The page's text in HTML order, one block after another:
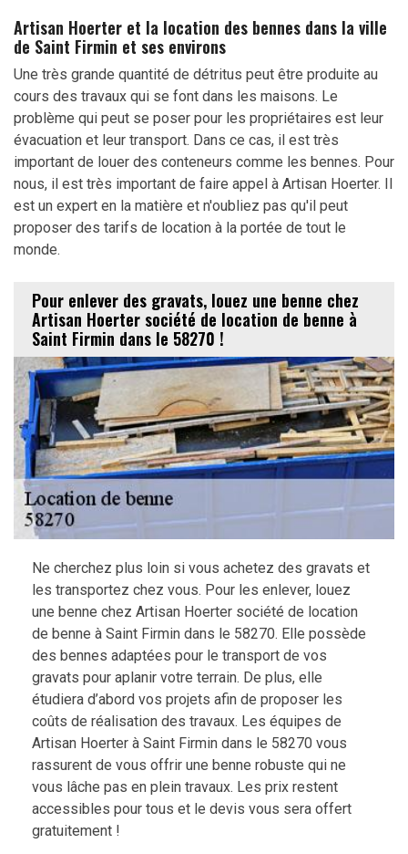
Artisan Hoerter et la location des bennes dans la ville
de Saint Firmin et ses environs
Une très grande quantité de détritus peut être produite au
cours des travaux qui se font dans les maisons. Le
problème qui peut se poser pour les propriétaires est leur
évacuation et leur transport. Dans ce cas, il est très
important de louer des conteneurs comme les bennes. Pour
nous, il est très important de faire appel à Artisan Hoerter. Il
est un expert en la matière et n'oubliez pas qu'il peut
proposer des tarifs de location à la portée de tout le
monde.
Pour enlever des gravats, louez une benne chez
Artisan Hoerter société de location de benne à
Saint Firmin dans le 58270 !
Ne cherchez plus loin si vous achetez des gravats et
les transportez chez vous. Pour les enlever, louez
une benne chez Artisan Hoerter société de location
de benne à Saint Firmin dans le 58270. Elle possède
des bennes adaptées pour le transport de vos
gravats pour aplanir votre terrain. De plus, elle
étudiera d’abord vos projets afin de proposer les
coûts de réalisation des travaux. Les équipes de
Artisan Hoerter à Saint Firmin dans le 58270 vous
rassurent de vous offrir une benne robuste qui ne
vous lâche pas en plein travaux. Les prix restent
accessibles pour tous et le devis vous sera offert
gratuitement !